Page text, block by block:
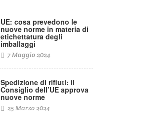
UE: cosa prevedono le
nuove norme in materia di
etichettatura degli
imballaggi
7 Maggio 2024
Spedizione di rifiuti: il
Consiglio dell’UE approva
nuove norme
25 Marzo 2024